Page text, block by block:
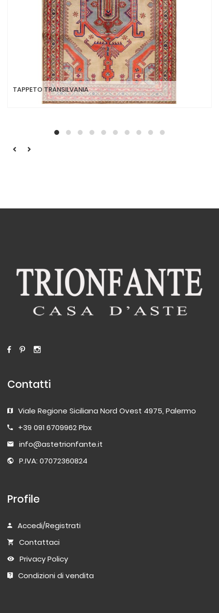
TAPPETO TRANSILVANIA
Contatti
Viale Regione Siciliana Nord Ovest 4975, Palermo
+39 091 6709962 Pbx
info@astetrionfante.it
P.IVA: 07072360824
Profile
Accedi/Registrati
Contattaci
Privacy Policy
Condizioni di vendita